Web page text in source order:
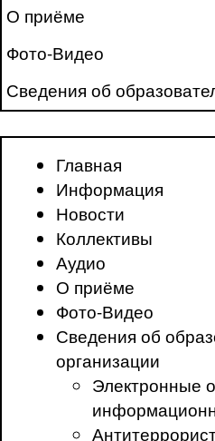
О приёме
Фото-Видео
Сведения об
Главная
Информация
Новости
Коллективы
Аудио
О приёме
Фото-Видео
Сведения об
организации
Электронные